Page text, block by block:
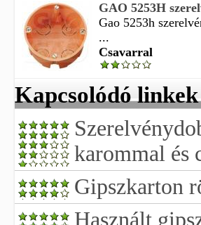
GAO 5253H
Gao 5253h
...
Csavarral
Kapcsolódó linkek
karommal és
Gipszkarton
Használt